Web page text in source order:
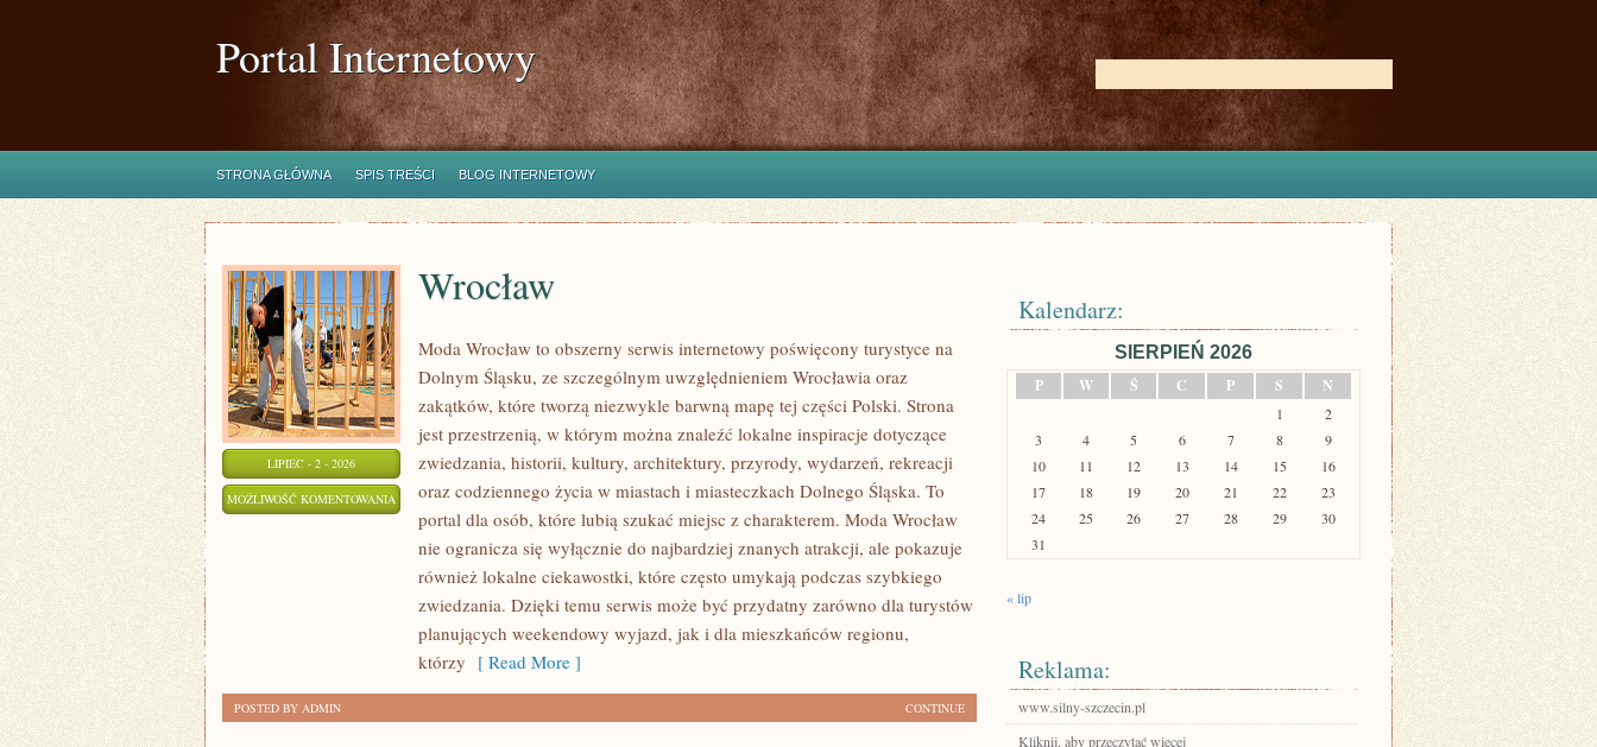
Portal Internetowy
STRONA GŁÓWNA SPIS TREŚCI BLOG INTERNETOWY
LIPIEC - 2 - 2026
MOŻLIWOŚĆ KOMENTOWANIA WROCŁAW
Wrocław
Moda Wrocław to obszerny serwis internetowy poświęcony turystyce na
Dolnym Śląsku, ze szczególnym uwzględnieniem Wrocławia oraz
zakątków, które tworzą niezwykle barwną mapę tej części Polski. Strona
jest przestrzenią, w którym można znaleźć lokalne inspiracje dotyczące
zwiedzania, historii, kultury, architektury, przyrody, wydarzeń, rekreacji
oraz codziennego życia w miastach i miasteczkach Dolnego Śląska. To
portal dla osób, które lubią szukać miejsc z charakterem. Moda Wrocław
nie ogranicza się wyłącznie do najbardziej znanych atrakcji, ale pokazuje
również lokalne ciekawostki, które często umykają podczas szybkiego
zwiedzania. Dzięki temu serwis może być przydatny zarówno dla turystów
planujących weekendowy wyjazd, jak i dla mieszkańców regionu,
którzy [ Read More ]
CONTINUE
POSTED BY ADMIN
Kalendarz:
SIERPIEŃ 2026
P
W Ś C P S N
1
2
3
4 5 6 7 8
9
10
11 12 13 14 15
16
17
18 19 20 21 22
23
24
25 26 27 28 29
30
31
« lip
Reklama:
www.silny-szczecin.pl
Kliknij, aby przeczytać więcej